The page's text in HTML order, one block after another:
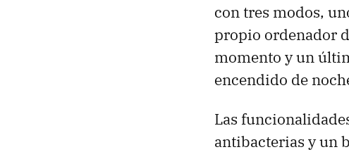
con tres modos,
propio ordenador
momento y un
encendido de
Las
antibacterias y un